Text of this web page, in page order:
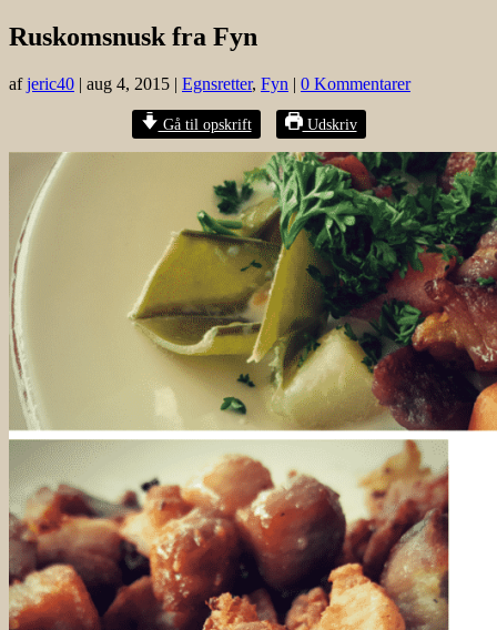
Ruskomsnusk fra Fyn
afjeric40 | aug 4, 2015 | Egnsretter, Fyn | 0 Kommentarer
Gå til opskrift Udskriv